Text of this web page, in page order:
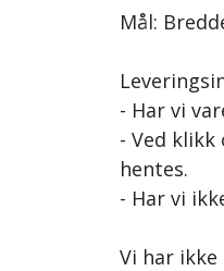
Mål:
- Har vi
- Ved
hentes.
- Har vi
Vi har